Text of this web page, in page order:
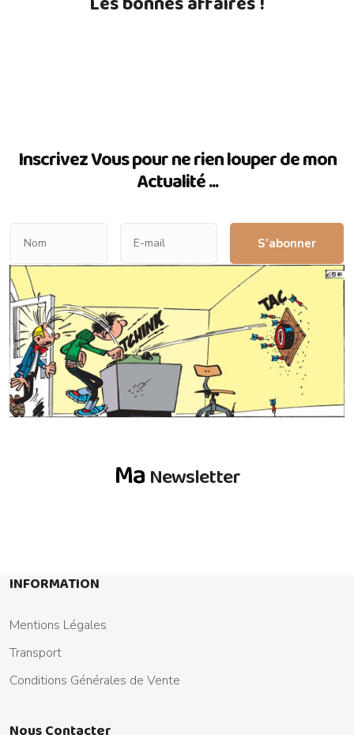
Inscrivez Vous pour ne rien louper de mon
Actualité ...
S’abonner
Ma Newsletter
INFORMATION
Mentions Légales
Transport
Conditions Générales de Vente
Nous Contacter